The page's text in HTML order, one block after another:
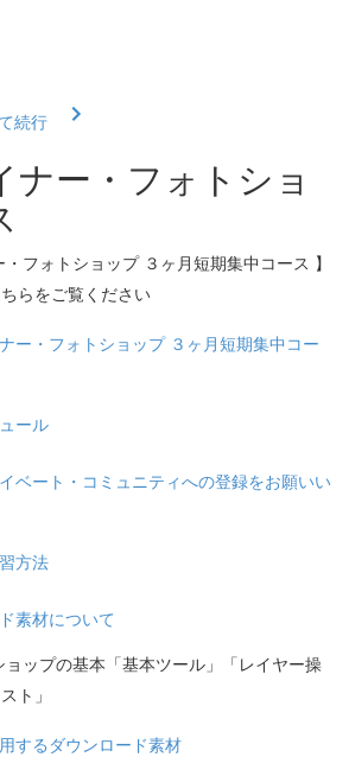
続行
ナー・フォトショ
・フォトショップ ３ヶ月短期集中コース 】
らをご覧ください
ー・フォトショップ ３ヶ月短期集中コー
ール
ベート・コミュニティへの登録をお願いい
方法
素材について
ップの基本「基本ツール」「レイヤー操
ト」
するダウンロード素材